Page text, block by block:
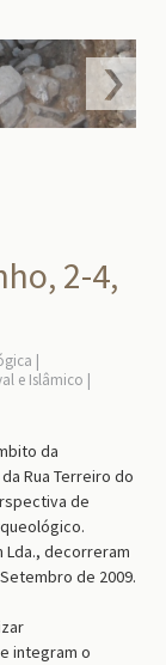
2-4,
e Islâmico
da
Rua Terreiro do
de
Lda., decorreram
de 2009.
integram o